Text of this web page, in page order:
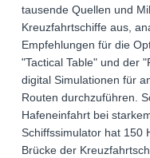
tausende Quellen und
Kreuzfahrtschiffe aus,
Empfehlungen für die
"Tactical Table" und der
digital Simulationen für
Routen durchzuführen.
Hafeneinfahrt bei
Schiffssimulator hat 150
Brücke der